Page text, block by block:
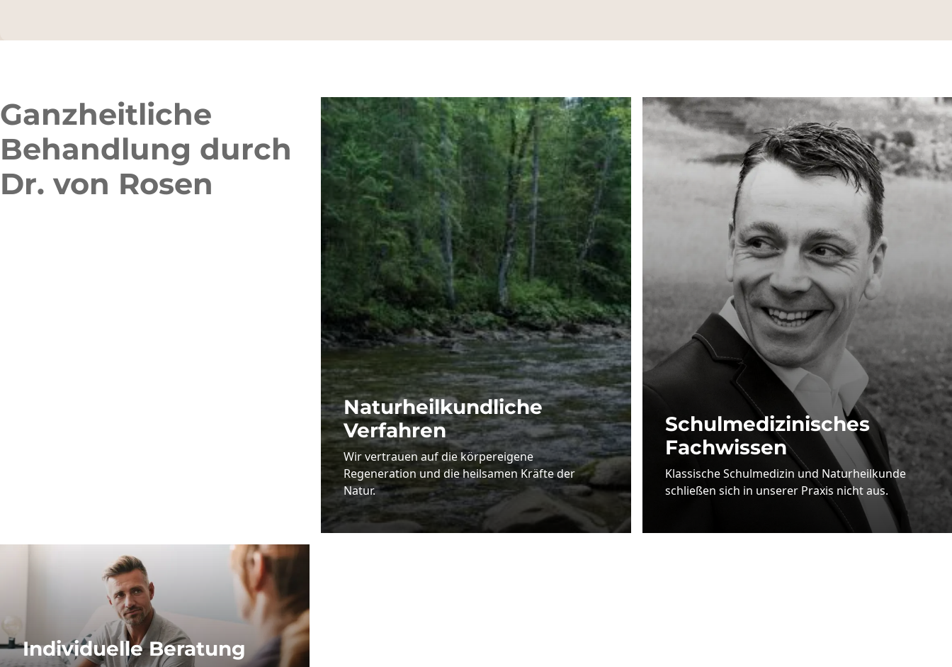
Ganzheitliche
Behandlung durch
Dr. von Rosen
Natur­heil­­kundliche
Verfahren
Wir vertrauen auf die körpereigene
Regeneration und die heilsamen Kräfte der
Natur.
Schul­­­medizinisches
Fachwissen
Klassische Schulmedizin und Naturheilkunde
schließen sich in unserer Praxis nicht aus.
Individuelle Beratung